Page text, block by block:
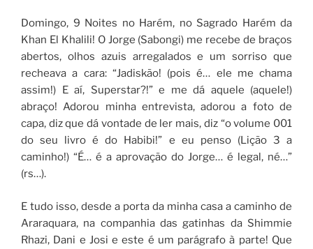
Domingo, 9 Noites no Harém, no Sagrado Harém da
Khan El Khalili! O Jorge (Sabongi) me recebe de braços
abertos, olhos azuis arregalados e um sorriso que
recheava a cara: “Jadiskão! (pois é… ele me chama
assim!) E aí, Superstar?!” e me dá aquele (aquele!)
abraço! Adorou minha entrevista, adorou a foto de
capa, diz que dá vontade de ler mais, diz “o volume 001
do seu livro é do Habibi!” e eu penso (Lição 3 a
caminho!) “É… é a aprovação do Jorge… é legal, né…”
(rs…).
E tudo isso, desde a porta da minha casa a caminho de
Araraquara, na companhia das gatinhas da Shimmie
Rhazi, Dani e Josi e este é um parágrafo à parte! Que